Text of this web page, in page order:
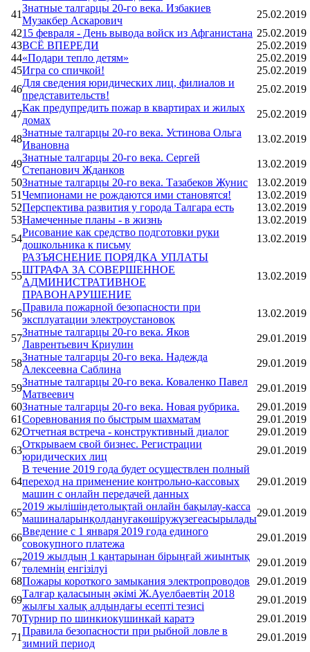
41
Знатные талгарцы 20-го века. Избакиев
Музакбер Аскарович
25.02.2019
4215 февраля - День вывода войск из Афганистана 25.02.2019
43ВСЁ ВПЕРЕДИ
25.02.2019
44«Подари тепло детям»
25.02.2019
45Игра со спичкой!
25.02.2019
46
Для сведения юридических лиц, филиалов и
представительств!
25.02.2019
47
Как предупредить пожар в квартирах и жилых
домах
25.02.2019
48
Знатные талгарцы 20-го века. Устинова Ольга
Ивановна
13.02.2019
49
Знатные талгарцы 20-го века. Сергей
Степанович Жданков
13.02.2019
50Знатные талгарцы 20-го века. Тазабеков Жунис
13.02.2019
51Чемпионами не рождаются ими становятся!
13.02.2019
52Перспектива развития у города Талгара есть
13.02.2019
53Намеченные планы - в жизнь
13.02.2019
54
Рисование как средство подготовки руки
дошкольника к письму
13.02.2019
55
РАЗЪЯСНЕНИЕ ПОРЯДКА УПЛАТЫ
ШТРАФА ЗА СОВЕРШЕННОЕ
АДМИНИСТРАТИВНОЕ
ПРАВОНАРУШЕНИЕ
13.02.2019
56
Правила пожарной безопасности при
эксплуатации электроустановок
13.02.2019
57
Знатные талгарцы 20-го века. Яков
Лаврентьевич Криулин
29.01.2019
58
Знатные талгарцы 20-го века. Надежда
Алексеевна Саблина
29.01.2019
59
Знатные талгарцы 20-го века. Коваленко Павел
Матвеевич
29.01.2019
60Знатные талгарцы 20-го века. Новая рубрика.
29.01.2019
61Cоревнования по быстрым шахматам
29.01.2019
62Отчетная встреча - конструктивный диалог
29.01.2019
63
Открываем свой бизнес. Регистрации
юридических лиц
29.01.2019
64
В течение 2019 года будет осуществлен полный
переход на применение контрольно-кассовых
машин с онлайн передачей данных
29.01.2019
65
2019 жылішіндетолықтай онлайн бақылау-касса
машиналарынқолдануғакөшіружүзегеасырылады
29.01.2019
66
Введение с 1 января 2019 года единого
совокупного платежа
29.01.2019
67
2019 жылдың 1 қаңтарынан бірыңғай жиынтық
төлемнің енгізілуі
29.01.2019
68Пожары короткого замыкания электропроводов
29.01.2019
69
Талғар қаласының әкімі Ж.Ауелбаевтің 2018
жылғы халық алдындағы есепті тезисі
29.01.2019
70Турнир по шинкиокушинкай каратэ
29.01.2019
71
Правила безопасности при рыбной ловле в
зимний период
29.01.2019